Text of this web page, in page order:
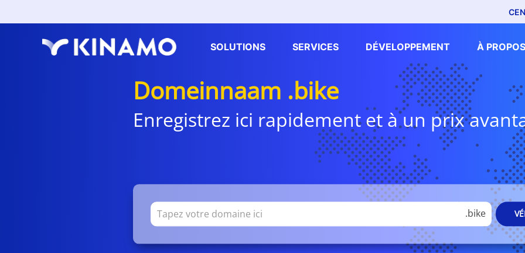
SOLUTIONS SERVICES DÉVELOPPEMENT À
Domeinnaam .bike
Enregistrez ici rapidement et à un prix
.bike